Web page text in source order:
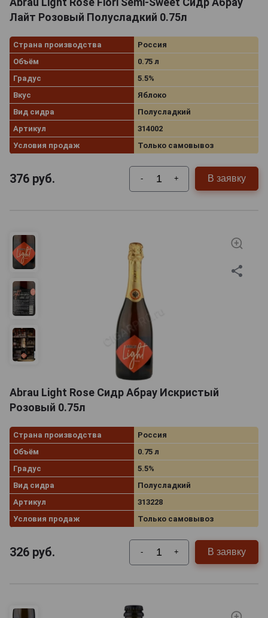
Лайт Розовый Полусладкий 0.75л
Страна производства
Россия
Объём
0.75 л
Градус
5.5%
Вкус
Яблоко
Вид сидра
Полусладкий
Артикул
314002
Условия продаж
Только самовывоз
376 руб. - + В заявку
Abrau Light Rose Сидр Абрау Искристый
Розовый 0.75л
Страна производства
Россия
Объём
0.75 л
Градус
5.5%
Вид сидра
Полусладкий
Артикул
313228
Условия продаж
Только самовывоз
326 руб. - + В заявку